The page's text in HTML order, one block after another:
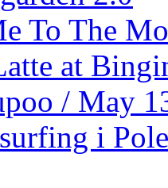
To The
at
/ May
i